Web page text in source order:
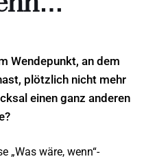
Wendepunkt, an dem
plötzlich nicht mehr
einen ganz anderen
„Was wäre, wenn“-